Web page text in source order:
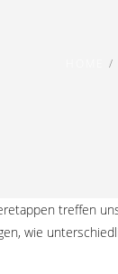
treffen
wie